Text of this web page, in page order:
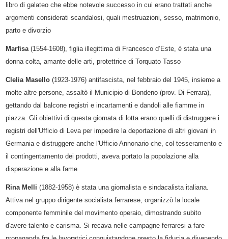
libro di galateo che ebbe notevole successo in cui erano trattati anche
argomenti considerati scandalosi, quali mestruazioni, sesso, matrimonio,
parto e divorzio
Marfisa (1554-1608), figlia illegittima di Francesco d’Este, è stata una
donna colta, amante delle arti, protettrice di Torquato Tasso
Clelia Masello (1923-1976) antifascista, nel febbraio del 1945, insieme a
molte altre persone, assaltò il Municipio di Bondeno (prov. Di Ferrara),
gettando dal balcone registri e incartamenti e dandoli alle fiamme in
piazza. Gli obiettivi di questa giornata di lotta erano quelli di distruggere i
registri dell'Ufficio di Leva per impedire la deportazione di altri giovani in
Germania e distruggere anche l'Ufficio Annonario che, col tesseramento e
il contingentamento dei prodotti, aveva portato la popolazione alla
disperazione e alla fame
Rina Melli (1882-1958) è stata una giornalista e sindacalista italiana.
Attiva nel gruppo dirigente socialista ferrarese, organizzò la locale
componente femminile del movimento operaio, dimostrando subito
d'avere talento e carisma. Si recava nelle campagne ferraresi a fare